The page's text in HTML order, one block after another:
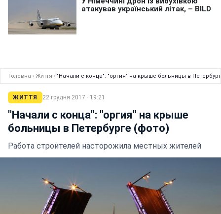
Головна › Життя › "Начали с конца": "оргия" на крыше больницы в
ЖИТТЯ 22 грудня 2017 · 19:21
"Начали с конца": "оргия" на крыше
больницы в Петербурге (фото)
Работа строителей насторожила местных жителей